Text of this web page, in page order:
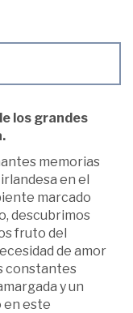
los grandes
memorias
en el
marcado
descubrimos
fruto del
de amor
constantes
y un
en este